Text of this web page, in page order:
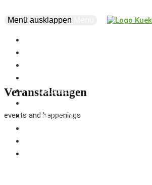
Menü ausklappen
creatives
supporters
Veranstaltungen
events and happenings